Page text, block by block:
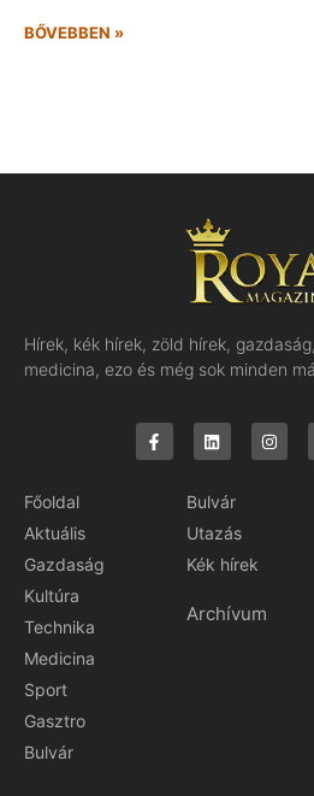
BŐVEBBEN »
Hírek, kék hírek, zöld hírek,
medicina, ezo és még sok minden
Főoldal
Aktuális
Gazdaság
Kultúra
Technika
Medicina
Sport
Gasztro
Bulvár
Bulvár
Utazás
Kék hírek
Archívum